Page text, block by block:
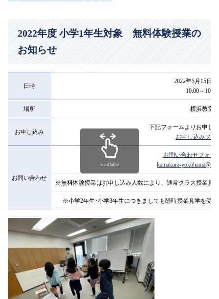
2022年度 小学1年生対象 無料体験授業の
お知らせ
日時
2022年5月15日
10:00～10:45
場所 横浜教室
お申し込み
下記フォームよりお申し
お申し込みフォ
お問い合わせ
お問い合わせフォー
kamakura-
※無料体験授業はお申し込み人数により、通常クラス授業見
※小学2年生･小学3年生につきましても随時授業見学を受
scrollable